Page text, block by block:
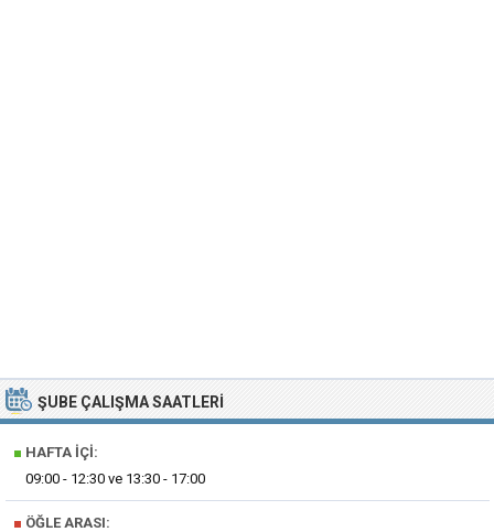
ŞUBE ÇALIŞMA SAATLERI
■ HAFTA İÇI:
09:00 - 12:30 ve 13:30 - 17:00
■ ÖĞLE ARASI: